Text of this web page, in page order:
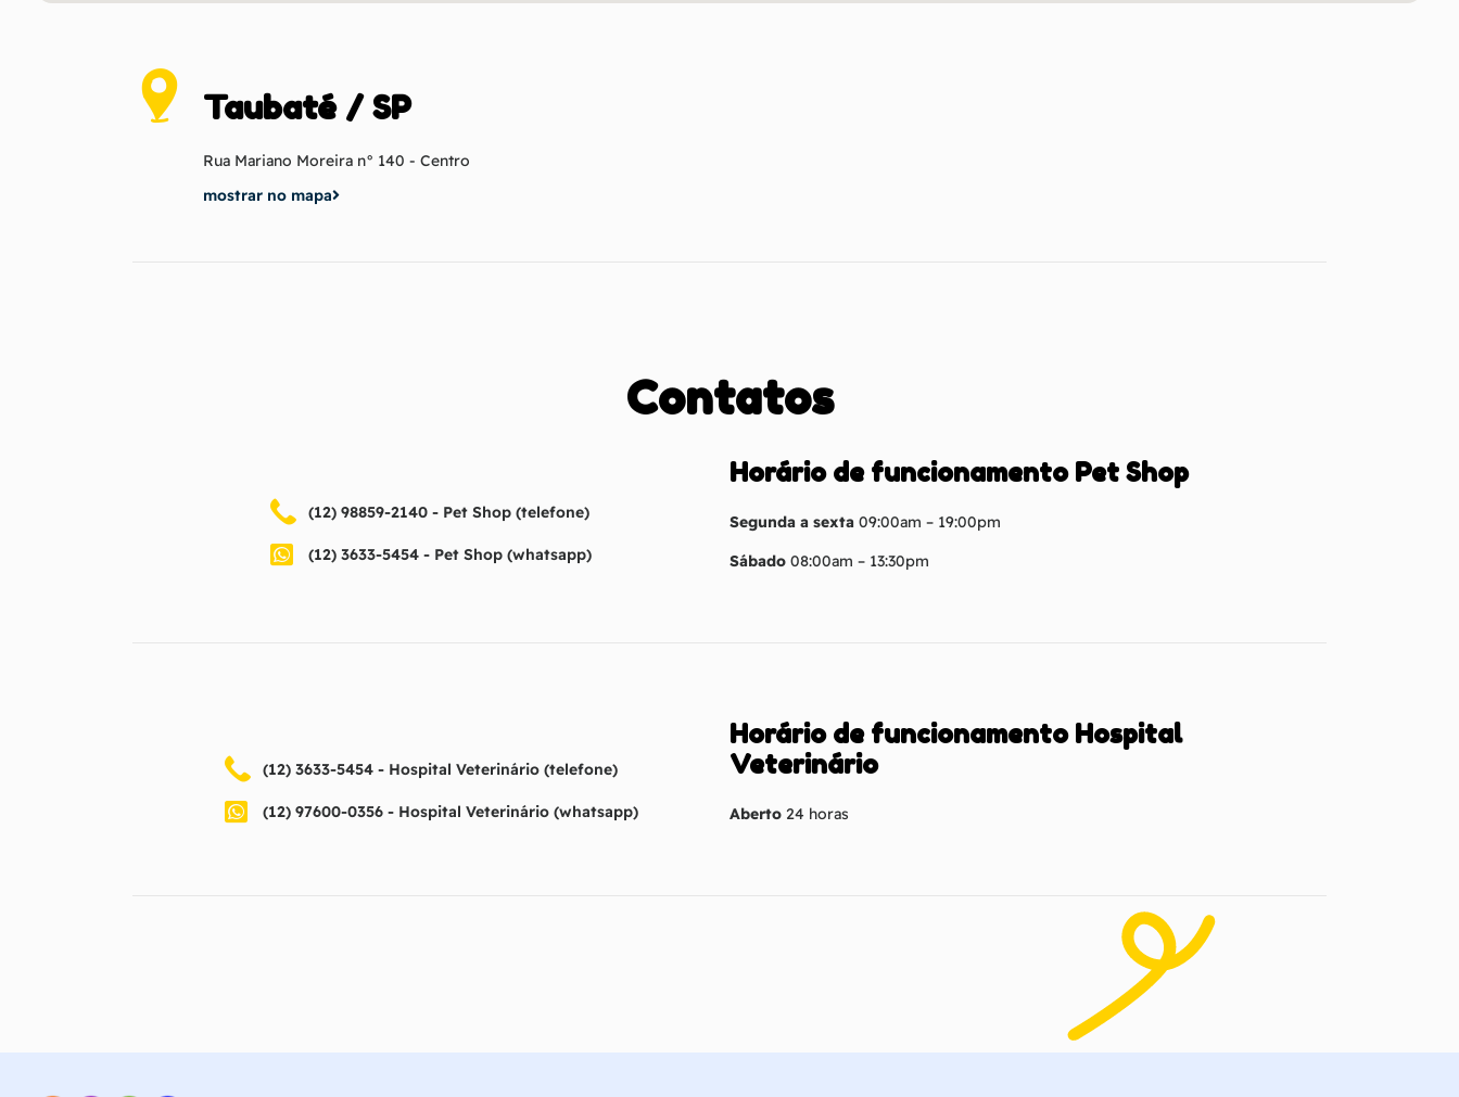
Taubaté / SP
Rua Mariano Moreira n° 140 - Centro
mostrar no mapa
Contatos
(12) 98859-2140 - Pet Shop (telefone)
(12) 3633-5454 - Pet Shop (whatsapp)
Horário de funcionamento Pet Shop
Segunda a sexta 09:00am – 19:00pm
Sábado 08:00am – 13:30pm
(12) 3633-5454 - Hospital Veterinário (telefone)
(12) 97600-0356 - Hospital Veterinário (whatsapp)
Horário de funcionamento Hospital
Veterinário
Aberto 24 horas